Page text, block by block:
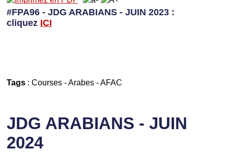
#FPA96 - JDG ARABIANS - JUIN 2023 :
cliquez ICI
Tags: Courses-Arabes-AFAC
JDG ARABIANS - JUIN
2024